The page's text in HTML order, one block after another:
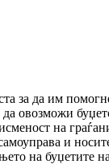
за да им
овозможи
на
и
на буџетите